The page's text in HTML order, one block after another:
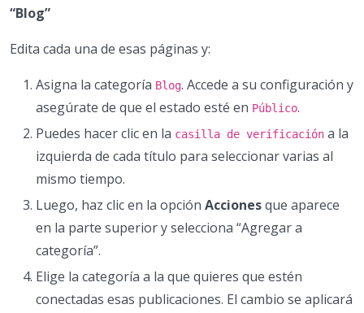
“Blog”
Edita cada una de esas páginas y:
Asigna la categoría Blog. Accede a su configuración y
asegúrate de que el estado esté en Público.
Puedes hacer clic en la casilla de verificación a la
izquierda de cada título para seleccionar varias al
mismo tiempo.
Luego, haz clic en la opción Accionesque aparece
en la parte superior y selecciona “Agregar a
categoría”.
Elige la categoría a la que quieres que estén
conectadas esas publicaciones. El cambio se aplicará